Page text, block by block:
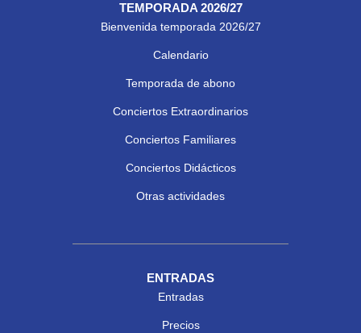
TEMPORADA 2026/27
Bienvenida temporada 2026/27
Calendario
Temporada de abono
Conciertos Extraordinarios
Conciertos Familiares
Conciertos Didácticos
Otras actividades
ENTRADAS
Entradas
Precios